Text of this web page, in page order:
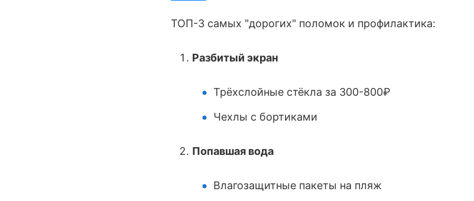
ТОП-3 самых "дорогих" поломок и профилактика:
Разбитый экран
Трёхслойные стёкла за 300-800₽
Чехлы с бортиками
Попавшая вода
Влагозащитные пакеты на пляж